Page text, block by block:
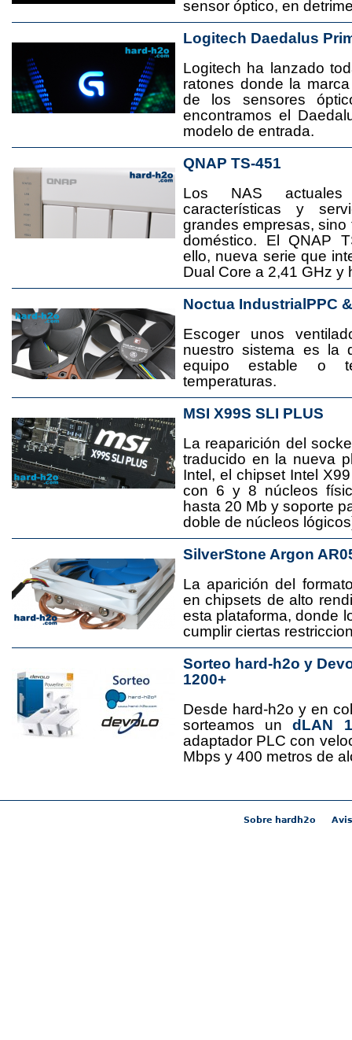
sensor óptico, en
Logitech Daedalus
Logitech ha lanzado
ratones donde la
de los sensores
encontramos el
modelo de entrada.
QNAP TS-451
Los NAS
características y
grandes empresas,
doméstico. El QNAP
ello, nueva serie que
Dual Core a 2,41 GHz y
Noctua IndustrialPPC
Escoger unos
nuestro sistema es la
equipo estable o
temperaturas.
MSI X99S SLI PLUS
La reaparición del
traducido en la nueva
Intel, el chipset Intel
con 6 y 8 núcleos
hasta 20 Mb y soporte
doble de núcleos
SilverStone Argon
La aparición del
en chipsets de alto
esta plataforma, donde
cumplir ciertas
Sorteo hard-h2o y
1200+
Desde hard-h2o y en
sorteamos undLAN
adaptador PLC con
Mbps y 400 metros de
Sobre hardh2o